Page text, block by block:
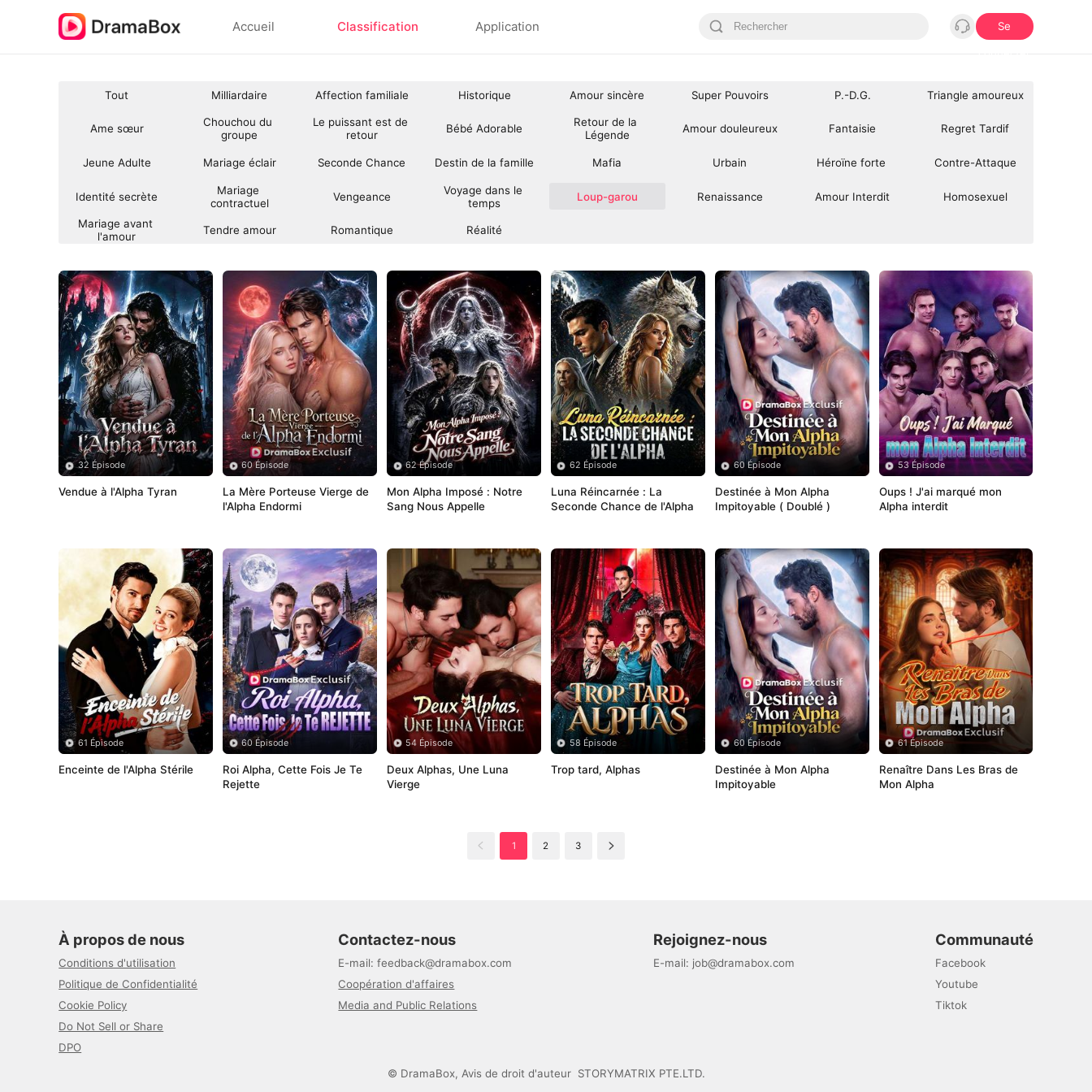
Accueil Classification Application Se
Tout Milliardaire Affection familiale Historique Amour sincère Super Pouvoirs P.-D.G. Triangle amoureux
Ame sœur
Chouchou du
groupe
Le puissant est de
retour
Bébé Adorable
Retour de la
Légende
Amour douleureux Fantaisie Regret Tardif
Jeune Adulte Mariage éclair Seconde Chance Destin de la famille Mafia Urbain Héroïne forte Contre-Attaque
Identité secrète
Mariage
contractuel
Vengeance
Voyage dans le
temps
Loup-garou Renaissance Amour Interdit Homosexuel
Mariage avant
l'amour
Tendre amour Romantique Réalité
32 Épisode
Vendue à l'Alpha Tyran
60 Épisode
La Mère Porteuse Vierge de
l'Alpha Endormi
62 Épisode
Mon Alpha Imposé : Notre
Sang Nous Appelle
62 Épisode
Luna Réincarnée : La
Seconde Chance de l'Alpha
60 Épisode
Destinée à Mon Alpha
Impitoyable ( Doublé )
53 Épisode
Oups ! J'ai marqué mon
Alpha interdit
61 Épisode
Enceinte de l'Alpha Stérile
60 Épisode
Roi Alpha, Cette Fois Je Te
Rejette
54 Épisode
Deux Alphas, Une Luna
Vierge
58 Épisode
Trop tard, Alphas
60 Épisode
Destinée à Mon Alpha
Impitoyable
61 Épisode
Renaître Dans Les Bras de
Mon Alpha
1 2 3
À propos de nous
Conditions d'utilisation
Politique de Confidentialité
Cookie Policy
Do Not Sell or Share
DPO
Contactez-nous
E-mail:feedback@dramabox.com
Coopération d'affaires
Media and Public Relations
Rejoignez-nous
E-mail: job@dramabox.com
Communauté
Facebook
Youtube
Tiktok
© DramaBox, Avis de droit d'auteur STORYMATRIX PTE.LTD.